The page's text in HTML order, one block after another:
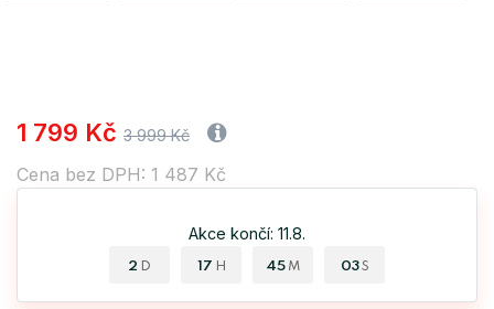
1 799 Kč 3 999 Kč
Cena bez DPH: 1 487 Kč
Akce končí: 11.8.
2 D 17 H 45 M 03 S